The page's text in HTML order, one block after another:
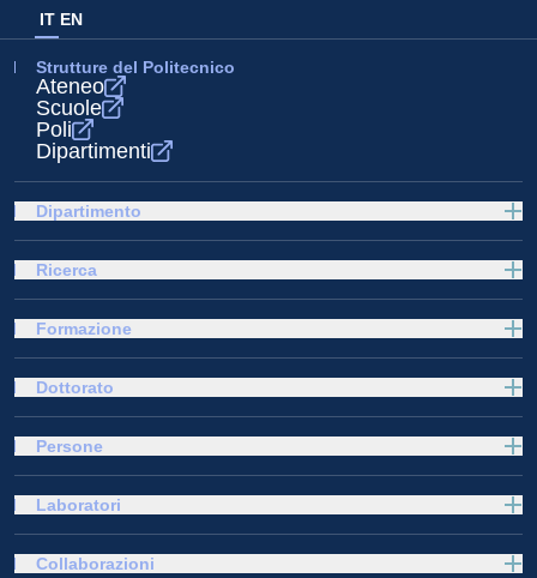
IT EN
Strutture del Politecnico
Ateneo
Scuole
Poli
Dipartimenti
Dipartimento
Ricerca
Formazione
Dottorato
Persone
Laboratori
Collaborazioni